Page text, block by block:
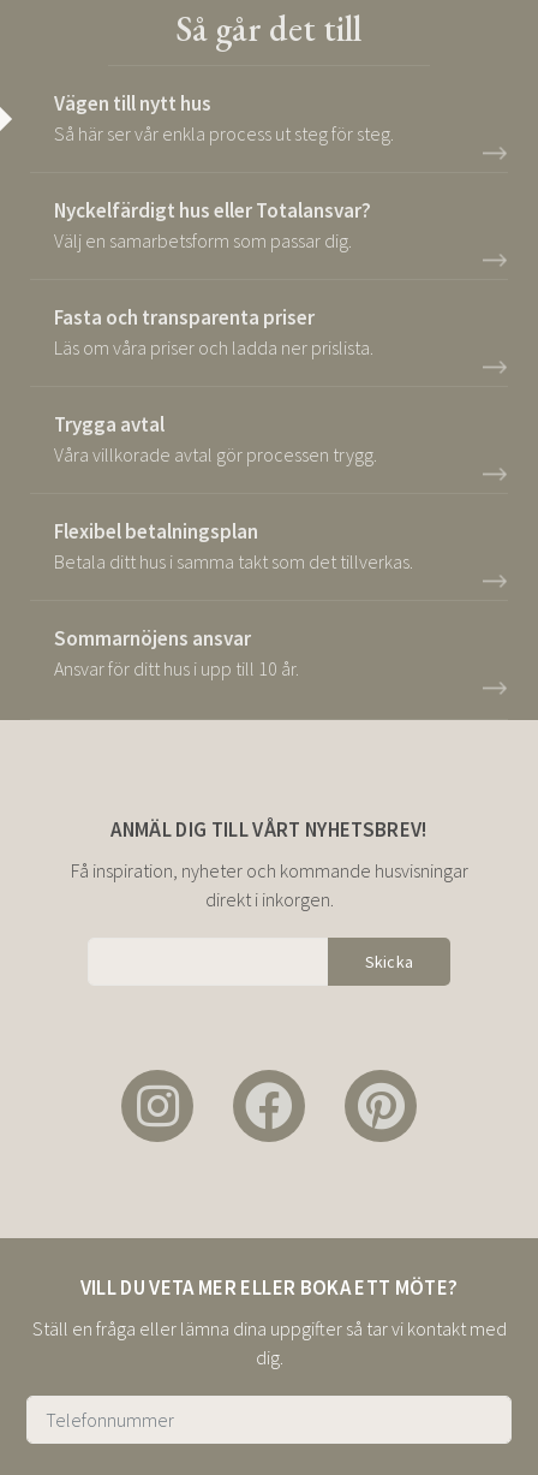
Så går det till
Vägen till nytt hus
Så här ser vår enkla process ut steg för steg.
Nyckelfärdigt hus eller Totalansvar?
Välj en samarbetsform som passar dig.
Fasta och transparenta priser
Läs om våra priser och ladda ner prislista.
Trygga avtal
Våra villkorade avtal gör processen trygg.
Flexibel betalningsplan
Betala ditt hus i samma takt som det tillverkas.
Sommarnöjens ansvar
Ansvar för ditt hus i upp till 10 år.
VILL DU VETA MER ELLER BOKA ETT MÖTE?
Ställ en fråga eller lämna dina uppgifter så tar vi kontakt med
dig.
ANMÄL DIG TILL VÅRT NYHETSBREV!
Få inspiration, nyheter och kommande husvisningar
direkt i inkorgen.